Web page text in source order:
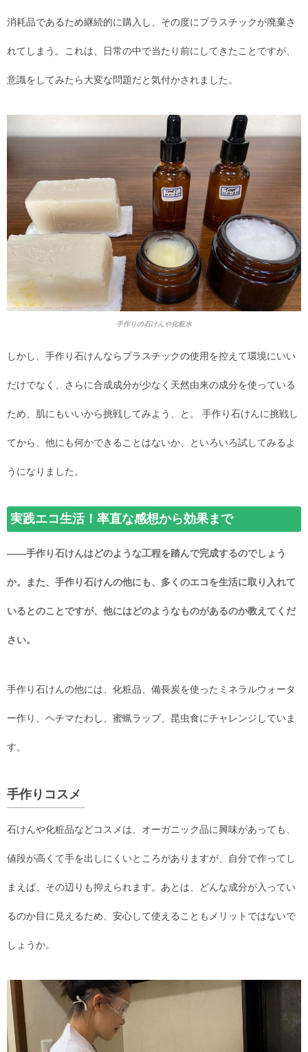
消耗品であるため継続的に購入し、その度にプラスチックが廃棄さ
れてしまう。これは、日常の中で当たり前にしてきたことですが、
意識をしてみたら大変な問題だと気付かされました。
手作りの石けんや化粧水
しかし、手作り石けんならプラスチックの使用を控えて環境にいい
だけでなく、さらに合成成分が少なく天然由来の成分を使っている
ため、肌にもいいから挑戦してみよう、と。 手作り石けんに挑戦し
てから、他にも何かできることはないか、といろいろ試してみるよ
うになりました。
実践エコ生活！率直な感想から効果まで
――手作り石けんはどのような工程を踏んで完成するのでしょう
か。また、手作り石けんの他にも、多くのエコを生活に取り入れて
いるとのことですが、他にはどのようなものがあるのか教えてくだ
さい。
手作り石けんの他には、化粧品、備長炭を使ったミネラルウォータ
ー作り、ヘチマたわし、蜜蝋ラップ、昆虫食にチャレンジしていま
す。
手作りコスメ
石けんや化粧品などコスメは、オーガニック品に興味があっても、
値段が高くて手を出しにくいところがありますが、自分で作ってし
まえば、その辺りも抑えられます。あとは、どんな成分が入ってい
るのか目に見えるため、安心して使えることもメリットではないで
しょうか。